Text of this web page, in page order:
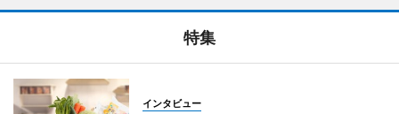
特集
インタビュー